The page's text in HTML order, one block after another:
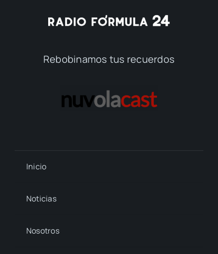
Rebobinamos tus recuerdos
Inicio
Noticias
Nosotros